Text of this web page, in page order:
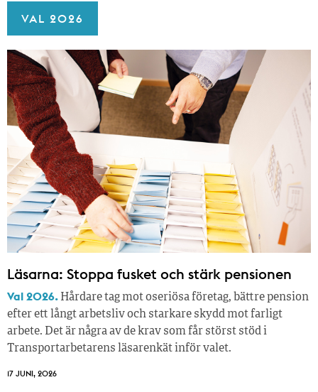
VAL 2026
Läsarna: Stoppa fusket och stärk pensionen
Val 2026. Hårdare tag mot oseriösa företag, bättre pension
efter ett långt arbetsliv och starkare skydd mot farligt
arbete. Det är några av de krav som får störst stöd i
Transportarbetarens läsar­enkät inför valet.
17 JUNI, 2026